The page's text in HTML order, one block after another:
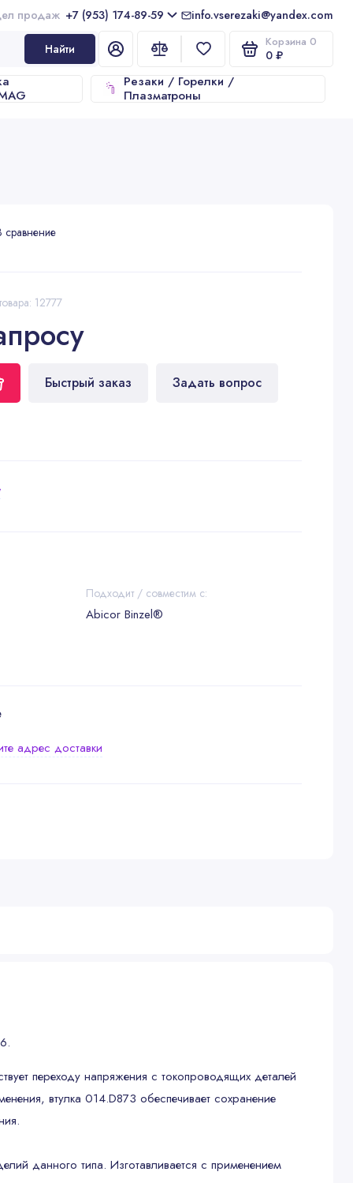
(953) 174-89-59 info.vserezaki@yandex.com
Найти Корзина 0
0 ₽
Резаки / Горелки /
Плазматроны
12777
Быстрый заказ Задать вопрос
сравнение
Подходит / совместим с:
Abicor Binzel®
адрес доставки
переходу напряжения с токопроводящих деталей
втулка 014.D873 обеспечивает сохранение
данного типа. Изготавливается с применением